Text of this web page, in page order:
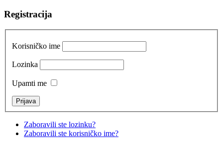
Registracija
Korisničko ime
Lozinka
Upamti me
Zaboravili ste lozinku?
Zaboravili ste korisničko ime?